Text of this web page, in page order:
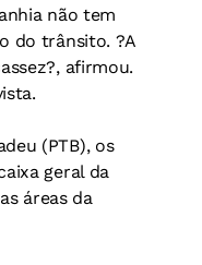
não tem
do trânsito. ?A
afirmou.
(PTB), os
geral da
áreas da